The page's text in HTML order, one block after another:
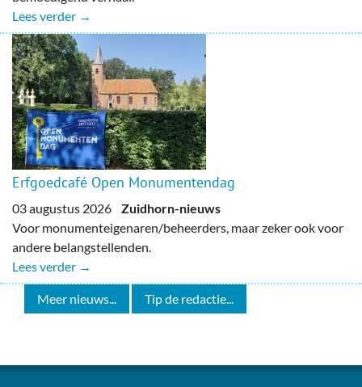
Lees verder →
Erfgoedcafé Open Monumentendag
03 augustus 2026 Zuidhorn-nieuws
Voor monumenteigenaren/beheerders, maar zeker ook voor
andere belangstellenden.
Lees verder →
Meer nieuws... Tip de redactie...